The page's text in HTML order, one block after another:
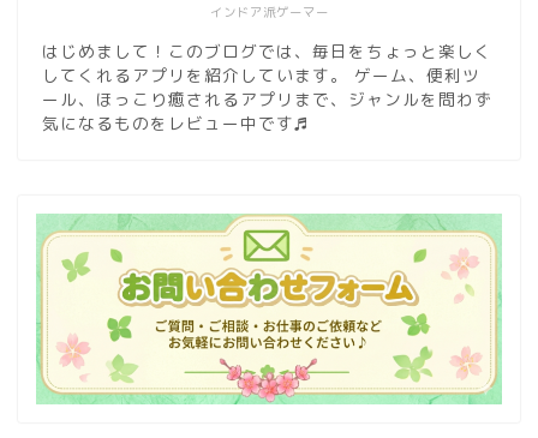
インドア派ゲーマー
はじめまして！このブログでは、毎日をちょっと楽しく
してくれるアプリを紹介しています。 ゲーム、便利ツ
ール、ほっこり癒されるアプリまで、ジャンルを問わず
気になるものをレビュー中です♬